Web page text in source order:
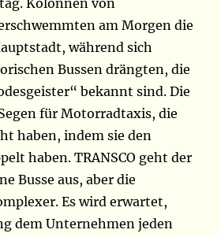
Kolonnen von
am Morgen die
während sich
Bussen drängten, die
bekannt sind. Die
für Motorradtaxis, die
haben, indem sie den
haben. TRANSCO geht der
Busse aus, aber die
Es wird erwartet,
dem Unternehmen jeden